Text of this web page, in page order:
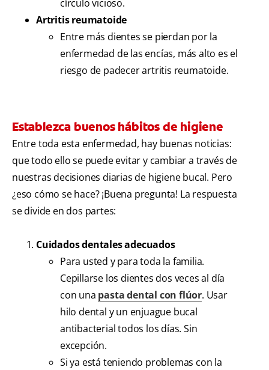
círculo vicioso.
Artritis reumatoide
Entre más dientes se pierdan por la
enfermedad de las encías, más alto es el
riesgo de padecer artritis reumatoide.
Establezca buenos hábitos de higiene
Entre toda esta enfermedad, hay buenas noticias:
que todo ello se puede evitar y cambiar a través de
nuestras decisiones diarias de higiene bucal. Pero
¿eso cómo se hace? ¡Buena pregunta! La respuesta
se divide en dos partes:
Cuidados dentales adecuados
Para usted y para toda la familia.
Cepillarse los dientes dos veces al día
con una pasta dental con flúor. Usar
hilo dental y un enjuague bucal
antibacterial todos los días. Sin
excepción.
Si ya está teniendo problemas con la